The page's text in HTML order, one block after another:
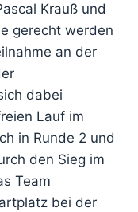
Krauß und
gerecht werden
an der
dabei
Lauf im
in Runde 2 und
den Sieg im
Team
bei der